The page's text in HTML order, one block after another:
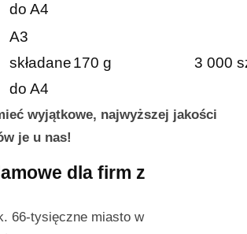
do A4
A3
składane
do A4
170 g 3 000
wyjątkowe, najwyższej jakości
je u nas!
dla firm z
66-tysięczne miasto w